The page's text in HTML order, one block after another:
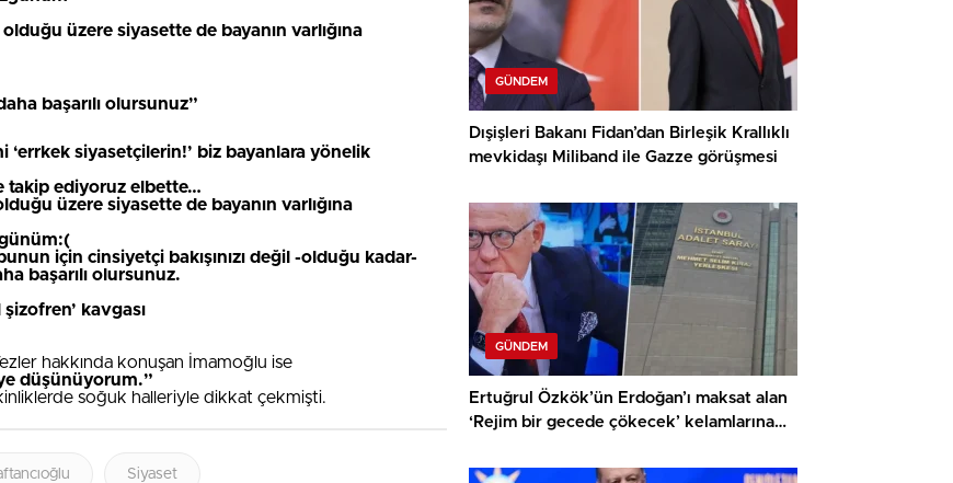
üzere siyasette de bayanın varlığına
başarılı olursunuz”
‘errkek siyasetçilerin!’ biz bayanlara yönelik
takip ediyoruz elbette…
üzere siyasette de bayanın varlığına
için cinsiyetçi bakışınızı değil -olduğu kadar-
başarılı olursunuz.
kavgası
hakkında konuşan İmamoğlu ise
düşünüyorum.”
soğuk halleriyle dikkat çekmişti.
Siyaset
GÜNDEM
Dışişleri Bakanı Fidan’dan Birleşik Krallıklı
mevkidaşı Miliband ile Gazze görüşmesi
GÜNDEM
Ertuğrul Özkök’ün Erdoğan’ı maksat alan
‘Rejim bir gecede çökecek’ kelamlarına